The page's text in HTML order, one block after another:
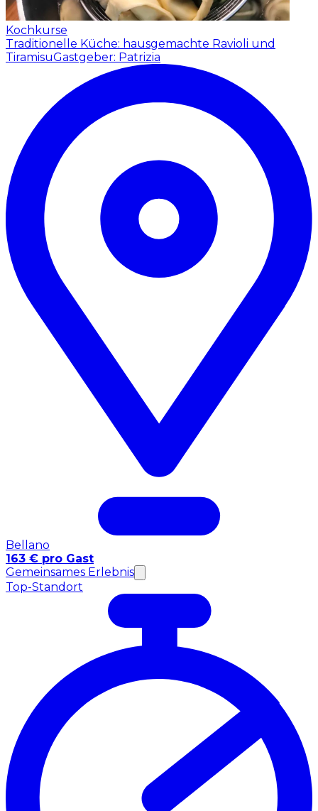
Kochkurse
Traditionelle Küche: hausgemachte Ravioli und
TiramisuGastgeber: Patrizia
Bellano
163 € pro Gast
Gemeinsames Erlebnis
Top-Standort